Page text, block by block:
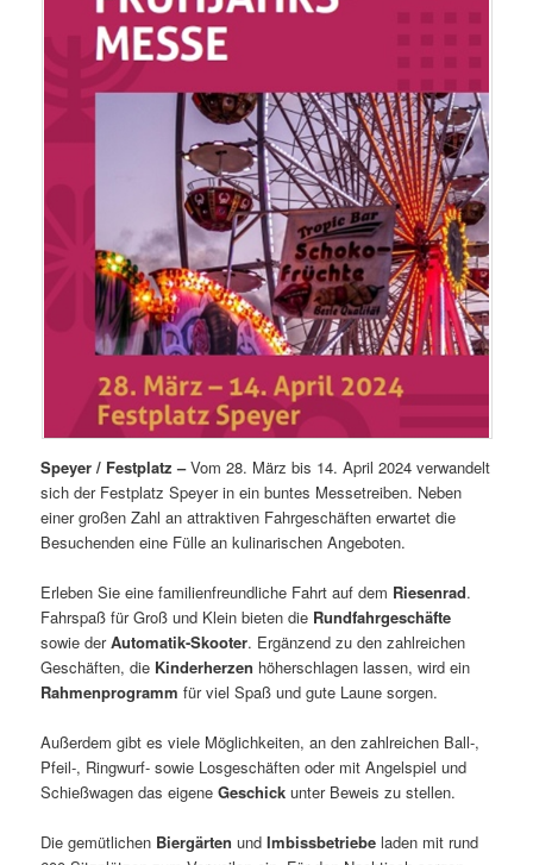
Speyer / Festplatz –Vom 28. März bis 14. April 2024 verwandelt
sich der Festplatz Speyer in ein buntes Messetreiben. Neben
einer großen Zahl an attraktiven Fahrgeschäften erwartet die
Besuchenden eine Fülle an kulinarischen Angeboten.
Erleben Sie eine familienfreundliche Fahrt auf dem Riesenrad.
Fahrspaß für Groß und Klein bieten die Rundfahrgeschäfte
sowie derAutomatik-Skooter. Ergänzend zu den zahlreichen
Geschäften, die Kinderherzen höherschlagen lassen, wird ein
Rahmenprogrammfür viel Spaß und gute Laune sorgen.
Außerdem gibt es viele Möglichkeiten, an den zahlreichen Ball-,
Pfeil-, Ringwurf- sowie Losgeschäften oder mit Angelspiel und
Schießwagen das eigeneGeschickunter Beweis zu stellen.
Die gemütlichen BiergärtenundImbissbetriebe laden mit rund